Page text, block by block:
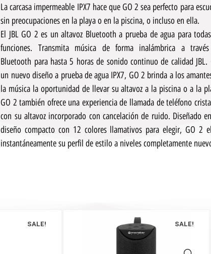
La carcasa impermeable IPX7 hace que GO 2 sea perfecto para
sin preocupaciones en la playa o en la piscina, o incluso en ella.
El JBL GO 2 es un altavoz Bluetooth a prueba de agua para
funciones. Transmita música de forma inalámbrica a
Bluetooth para hasta 5 horas de sonido continuo de calidad JBL.
un nuevo diseño a prueba de agua IPX7, GO 2 brinda a los
la música la oportunidad de llevar su altavoz a la piscina o a la
GO 2 también ofrece una experiencia de llamada de teléfono
con su altavoz incorporado con cancelación de ruido. Diseñado
diseño compacto con 12 colores llamativos para elegir, GO 2
instantáneamente su perfil de estilo a niveles completamente
SALE! SALE!